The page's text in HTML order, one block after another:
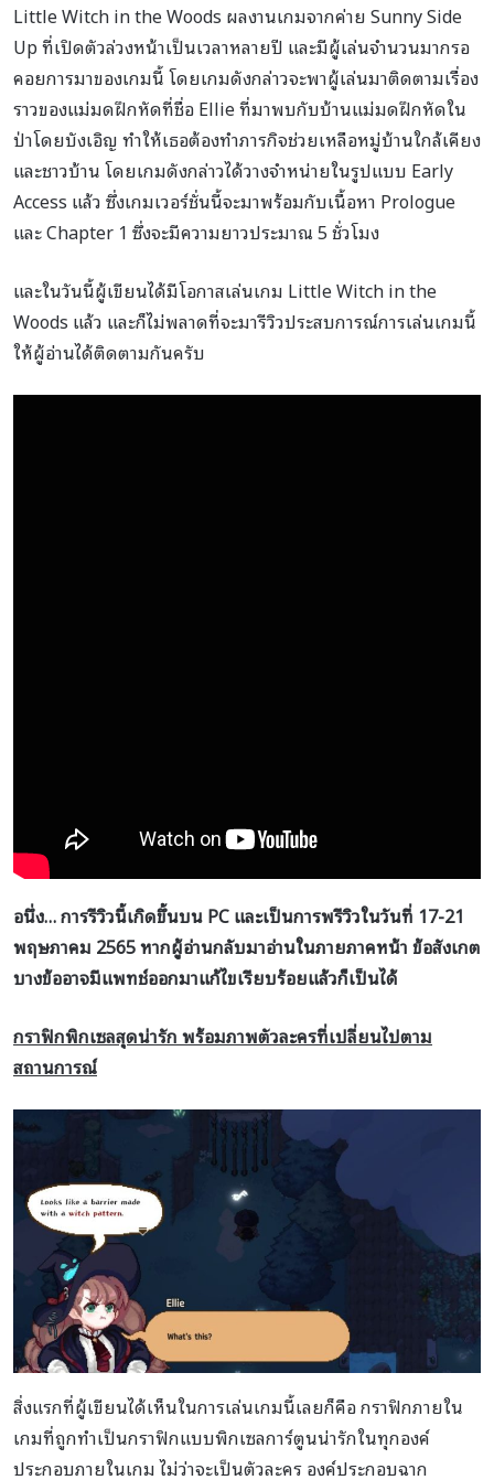
Little Witch in the Woods ผลงานเกมจากค่าย Sunny Side
Up ที่เปิดตัวล่วงหน้าเป็นเวลาหลายปี และมีผู้เล่นจำนวนมากรอ
คอยการมาของเกมนี้ โดยเกมดังกล่าวจะพาผู้เล่นมาติดตามเรื่อง
ราวของแม่มดฝึกหัดที่ชื่อ Ellie ที่มาพบกับบ้านแม่มดฝึกหัดใน
ป่าโดยบังเอิญ ทำให้เธอต้องทำภารกิจช่วยเหลือหมู่บ้านใกล้เคียง
และชาวบ้าน โดยเกมดังกล่าวได้วางจำหน่ายในรูปแบบ Early
Access แล้ว ซึ่งเกมเวอร์ชั่นนี้จะมาพร้อมกับเนื้อหา Prologue
และ Chapter 1 ซึ่งจะมีความยาวประมาณ 5 ชั่วโมง
และในวันนี้ผู้เขียนได้มีโอกาสเล่นเกม Little Witch in the
Woods แล้ว และก็ไม่พลาดที่จะมารีวิวประสบการณ์การเล่นเกมนี้
ให้ผู้อ่านได้ติดตามกันครับ
อนึ่ง… การรีวิวนี้เกิดขึ้นบน PC และเป็นการพรีวิวในวันที่ 17-21
พฤษภาคม 2565 หากผู้อ่านกลับมาอ่านในภายภาคหน้า ข้อสังเกต
บางข้ออาจมีแพทช์ออกมาแก้ไขเรียบร้อยแล้วก็เป็นได้
กราฟิกพิกเซลสุดน่ารัก พร้อมภาพตัวละครที่เปลี่ยนไปตาม
สถานการณ์
สิ่งแรกที่ผู้เขียนได้เห็นในการเล่นเกมนี้เลยก็คือ กราฟิกภายใน
เกมที่ถูกทำเป็นกราฟิกแบบพิกเซลการ์ตูนน่ารักในทุกองค์
ประกอบภายในเกม ไม่ว่าจะเป็นตัวละคร องค์ประกอบฉาก